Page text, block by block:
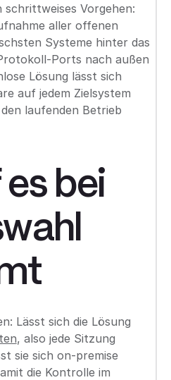
Vorgehen:
aller offenen
Systeme hinter das
Ports nach außen
Lösung lässt sich
auf jedem Zielsystem
laufenden Betrieb
bei
Lässt sich die Lösung
, also jede Sitzung
sie sich on-premise
die Kontrolle im